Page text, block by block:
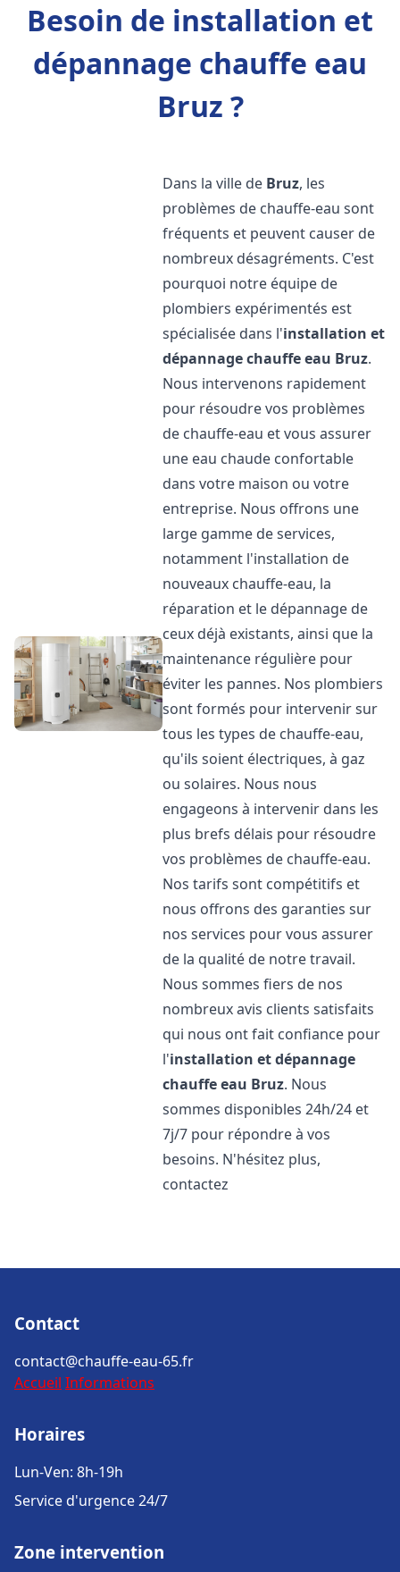
Besoin de installation et
dépannage chauffe eau
Bruz ?
Dans la ville de Bruz, les
problèmes de chauffe-eau sont
fréquents et peuvent causer de
nombreux désagréments. C'est
pourquoi notre équipe de
plombiers expérimentés est
spécialisée dans l'installation et
dépannage chauffe eau Bruz.
Nous intervenons rapidement
pour résoudre vos problèmes
de chauffe-eau et vous assurer
une eau chaude confortable
dans votre maison ou votre
entreprise. Nous offrons une
large gamme de services,
notamment l'installation de
nouveaux chauffe-eau, la
réparation et le dépannage de
ceux déjà existants, ainsi que la
maintenance régulière pour
éviter les pannes. Nos plombiers
sont formés pour intervenir sur
tous les types de chauffe-eau,
qu'ils soient électriques, à gaz
ou solaires. Nous nous
engageons à intervenir dans les
plus brefs délais pour résoudre
vos problèmes de chauffe-eau.
Nos tarifs sont compétitifs et
nous offrons des garanties sur
nos services pour vous assurer
de la qualité de notre travail.
Nous sommes fiers de nos
nombreux avis clients satisfaits
qui nous ont fait confiance pour
l'installation et dépannage
chauffe eau Bruz. Nous
sommes disponibles 24h/24 et
7j/7 pour répondre à vos
besoins. N'hésitez plus,
contactez
Contact
contact@chauffe-eau-65.fr
Accueil Informations
Horaires
Lun-Ven: 8h-19h
Service d'urgence 24/7
Zone intervention